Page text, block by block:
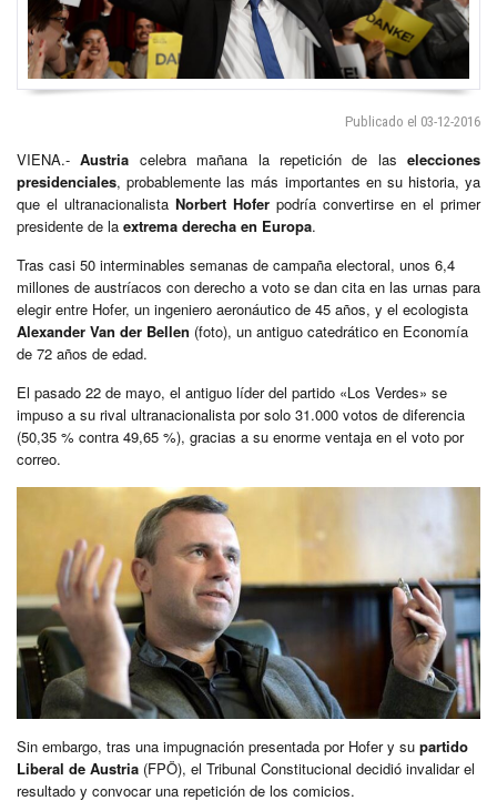
Publicado el 03-12-2016
VIENA.-Austria celebra mañana la repetición de las elecciones
presidenciales, probablemente las más importantes en su historia, ya
que el ultranacionalista Norbert Hofer podría convertirse en el primer
presidente de la extrema derecha en Europa.
Tras casi 50 interminables semanas de campaña electoral, unos 6,4
millones de austríacos con derecho a voto se dan cita en las urnas para
elegir entre Hofer, un ingeniero aeronáutico de 45 años, y el ecologista
Alexander Van der Bellen (foto), un antiguo catedrático en Economía
de 72 años de edad.
El pasado 22 de mayo, el antiguo líder del partido «Los Verdes» se
impuso a su rival ultranacionalista por solo 31.000 votos de diferencia
(50,35 % contra 49,65 %), gracias a su enorme ventaja en el voto por
correo.
Sin embargo, tras una impugnación presentada por Hofer y su partido
Liberal de Austria (FPÖ), el Tribunal Constitucional decidió invalidar el
resultado y convocar una repetición de los comicios.